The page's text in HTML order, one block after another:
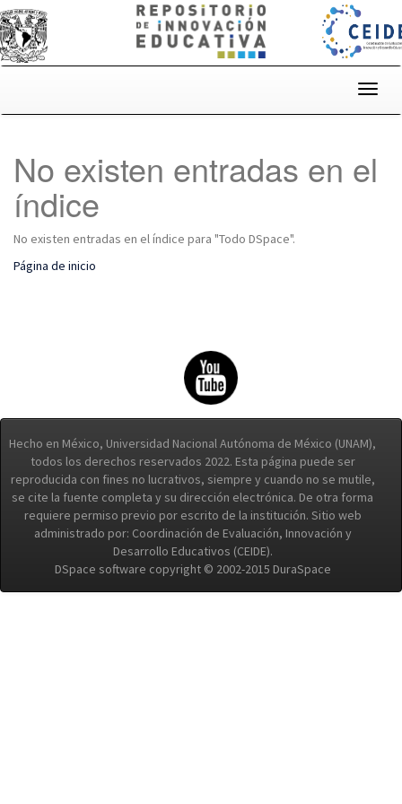
No existen entradas en el
índice
No existen entradas en el índice para "Todo DSpace".
Página de inicio
Hecho en México, Universidad Nacional Autónoma de México (UNAM),
todos los derechos reservados 2022. Esta página puede ser
reproducida con fines no lucrativos, siempre y cuando no se mutile,
se cite la fuente completa y su dirección electrónica. De otra forma
requiere permiso previo por escrito de la institución. Sitio web
administrado por: Coordinación de Evaluación, Innovación y
Desarrollo Educativos (CEIDE).
DSpace software copyright © 2002-2015 DuraSpace